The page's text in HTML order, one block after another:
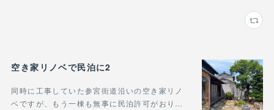
空き家リノベで民泊に2
同時に工事していた参宮街道沿いの空き家リノ
ベですが、もう一棟も無事に民泊許可がおり…